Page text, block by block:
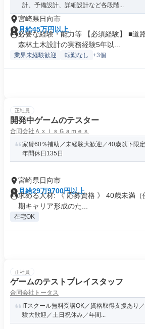
計、予備設計、詳細設計など各段階...
宮崎県日向市
月給45万円以上
必要な経験・能力等 【必須経験】 ■道
森林土木設計の実務経験5年以...
業界未経験歓迎 転勤なし +3個
正社員
開発中ゲームのテスター
合同会社ＡｘｉｓＧａｍｅｓ
家賃60％補助／未経験大歓迎／40歳以下限
年間休日135日
宮崎県日向市
月給29万9700円以上
求める人材: 《 応募資格 》 40歳未満
期キャリア形成のた...
在宅OK
正社員
ゲームのテストプレイスタッフ
合同会社トータス
ITスクール無料受講OK／資格取得支援あり
験大歓迎／土日祝休み／年間...